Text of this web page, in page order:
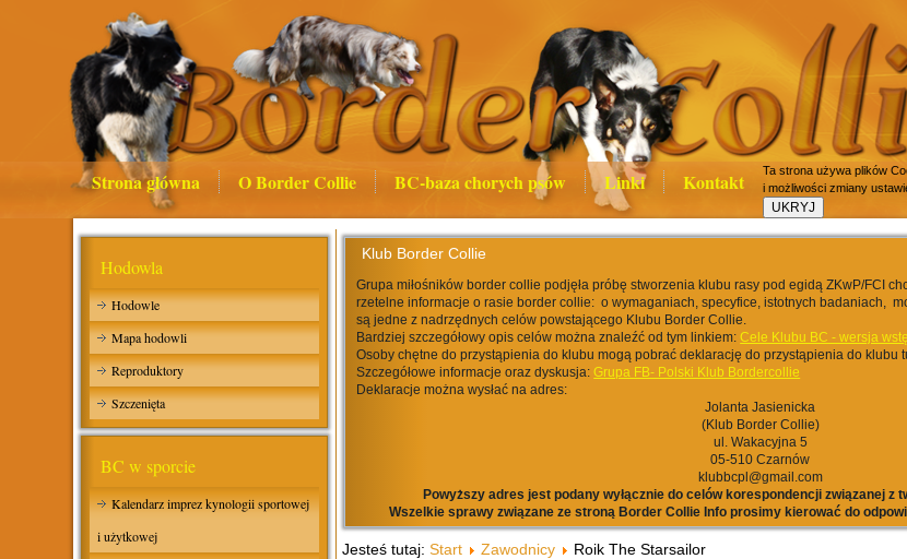
Strona główna O Border Collie BC-baza chorych psów Linki Kontakt
Ta strona używa plików
i możliwości zmiany
Hodowla
Hodowle
Mapa hodowli
Reproduktory
Szczenięta
BC w sporcie
Kalendarz imprez kynologii sportowej
i użytkowej
Klub Border Collie
Grupa miłośników border collie podjęła próbę stworzenia klubu rasy pod egidą ZKwP/FCI
rzetelne informacje o rasie border collie: o wymaganiach, specyfice, istotnych badaniach,
są jedne z nadrzędnych celów powstającego Klubu Border Collie.
Bardziej szczegółowy opis celów można znaleźć od tym linkiem:Cele Klubu BC - wersja
Osoby chętne do przystąpienia do klubu mogą pobrać deklarację do przystąpienia do klubu
Szczegółowe informacje oraz dyskusja:Grupa FB- Polski Klub Bordercollie
Deklaracje można wysłać na adres:
Jolanta Jasienicka
(Klub Border Collie)
ul. Wakacyjna 5
05-510 Czarnów
klubbcpl@gmail.com
Powyższy adres jest podany wyłącznie do celów korespondencji związanej z
Wszelkie sprawy związane ze stroną Border Collie Info prosimy kierować do
Jesteś tutaj:Start Zawodnicy Roik The Starsailor